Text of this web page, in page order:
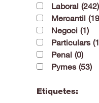
Laboral (242)
Mercantil
Negoci (1)
Particulars
Penal (0)
Pymes (53)
Etiquetes: